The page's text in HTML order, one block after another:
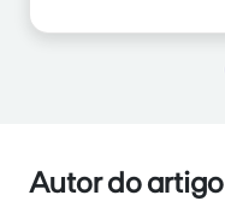
Autor do artigo